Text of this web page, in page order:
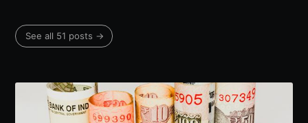
See all 51 posts →